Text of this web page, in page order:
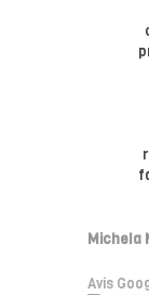
Michela
Avis